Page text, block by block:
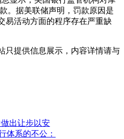
。据美联储声明，罚款原因是
易活动方面的程序存在严重缺
只提供信息展示，内容详情请与
出让步以安
体系的不公：